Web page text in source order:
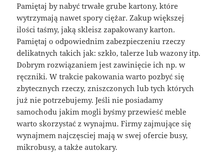
Pamiętaj by nabyć trwałe grube kartony, które
wytrzymają nawet spory ciężar. Zakup większej
ilości taśmy, jaką skleisz zapakowany karton.
Pamiętaj o odpowiednim zabezpieczeniu rzeczy
delikatnych takich jak: szkło, talerze lub wazony itp.
Dobrym rozwiązaniem jest zawinięcie ich np. w
ręczniki. W trakcie pakowania warto pozbyć się
zbytecznych rzeczy, zniszczonych lub tych których
już nie potrzebujemy. Jeśli nie posiadamy
samochodu jakim mogli byśmy przewieść meble
warto skorzystać z wynajmu. Firmy zajmujące się
wynajmem najczęsciej mają w swej ofercie busy,
mikrobusy, a także autokary.